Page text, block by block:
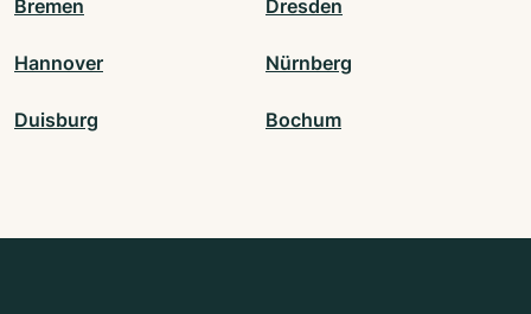
Bremen Dresden
Hannover Nürnberg
Duisburg Bochum